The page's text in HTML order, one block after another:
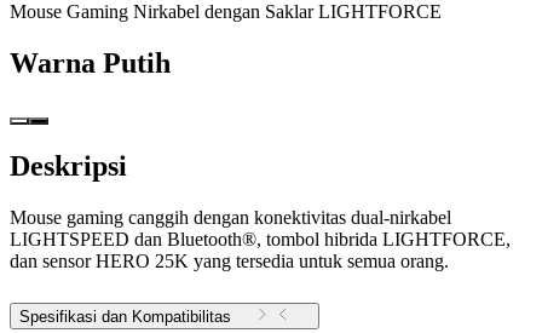
Mouse Gaming Nirkabel dengan Saklar LIGHTFORCE
Warna Putih
Deskripsi
Mouse gaming canggih dengan konektivitas dual-nirkabel
LIGHTSPEED dan Bluetooth®, tombol hibrida LIGHTFORCE,
dan sensor HERO 25K yang tersedia untuk semua orang.
Spesifikasi dan Kompatibilitas